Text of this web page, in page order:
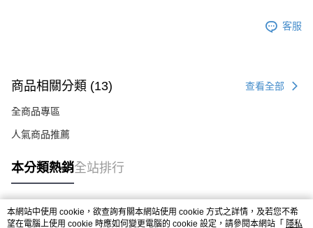
客服
商品相關分類 (13) 查看全部
全商品專區
人氣商品推薦
本分類熱銷全站排行
熱門標籤
本網站中使用 cookie，欲查詢有關本網站使用 cookie 方式之詳情，及若您不希
望在電腦上使用 cookie 時應如何變更電腦的 cookie 設定，請參閱本網站「 隱私